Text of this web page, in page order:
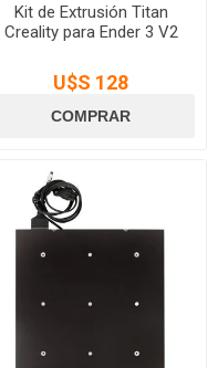
Kit de Extrusión Titan
Creality para Ender 3 V2
U$S 128